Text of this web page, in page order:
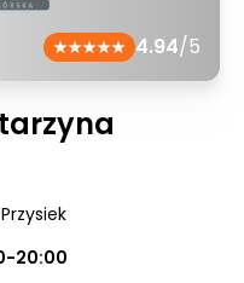
4.94/5
20:00